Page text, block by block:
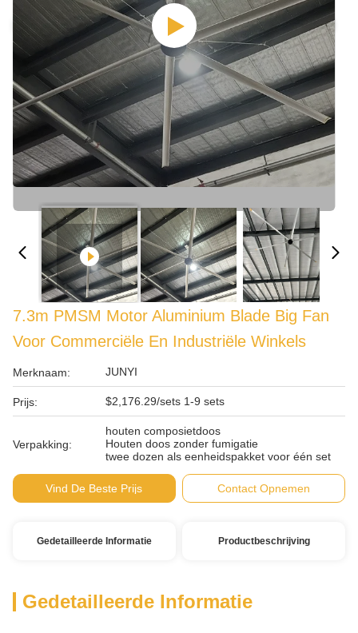
7.3m PMSM Motor Aluminium Blade Big Fan
Voor Commerciële En Industriële Winkels
Merknaam: JUNYI
Prijs: $2,176.29/sets 1-9 sets
Verpakking:
houten composietdoos
Houten doos zonder fumigatie
twee dozen als eenheidspakket voor één set
Vind De Beste Prijs Contact Opnemen
Gedetailleerde Informatie Productbeschrijving
Gedetailleerde Informatie